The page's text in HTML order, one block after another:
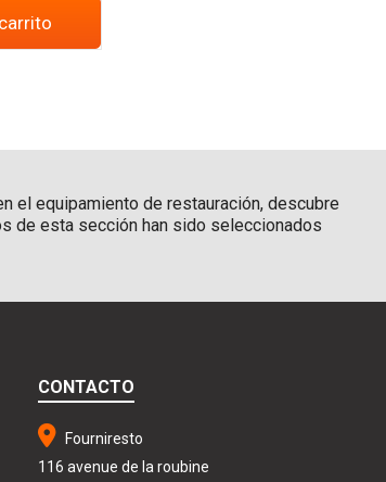
el equipamiento de restauración, descubre
de esta sección han sido seleccionados
CONTACTO
Fourniresto
116 avenue de la roubine